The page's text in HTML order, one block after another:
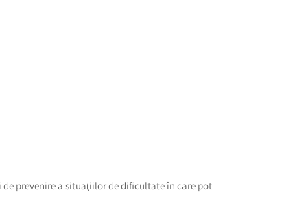
prevenire a situaţiilor de dificultate în care pot